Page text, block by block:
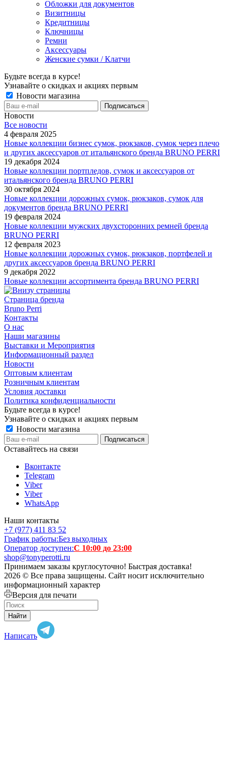
Обложки для документов
Визитницы
Кредитницы
Ключницы
Ремни
Аксессуары
Женские сумки / Клатчи
Будьте всегда в курсе!
Узнавайте о скидках и акциях первым
Новости магазина
Новости
Все новости
4 февраля 2025
Новые коллекции бизнес сумок, рюкзаков, сумок через плечо
и других аксессуаров от итальянского бренда BRUNO PERRI
19 декабря 2024
Новые коллекции портпледов, сумок и аксессуаров от
итальянского бренда BRUNO PERRI
30 октября 2024
Новые коллекции дорожных сумок, рюкзаков, сумок для
документов бренда BRUNO PERRI
19 февраля 2024
Новые коллекции мужских двухсторонних ремней бренда
BRUNO PERRI
12 февраля 2023
Новые коллекции дорожных сумок, рюкзаков, портфелей и
других аксессуаров бренда BRUNO PERRI
9 декабря 2022
Новые коллекции ассортимента бренда BRUNO PERRI
Страница бренда
Bruno Perri
Контакты
О нас
Наши магазины
Выставки и Мероприятия
Информационный раздел
Новости
Оптовым клиентам
Розничным клиентам
Условия доставки
Политика конфиденциальности
Будьте всегда в курсе!
Узнавайте о скидках и акциях первым
Новости магазина
Оставайтесь на связи
Вконтакте
Telegram
Viber
Viber
WhatsApp
Наши контакты
+7 (977) 411 83 52
График работы:Без выходных
Оператор доступен:С 10:00 до 23:00
shop@tonyperotti.ru
Принимаем заказы круглосуточно! Быстрая доставка!
2026 © Все права защищены. Сайт носит исключительно
информационный характер
Версия для печати
Найти
Написать